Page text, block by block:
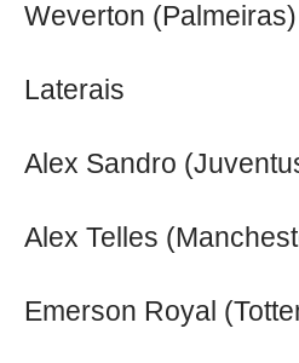
Weverton (Palmeiras)
Laterais
Alex Sandro
Alex Telles
Emerson Royal